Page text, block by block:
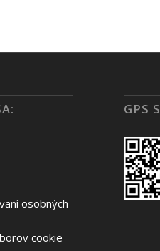
osobných
cookie
GPS